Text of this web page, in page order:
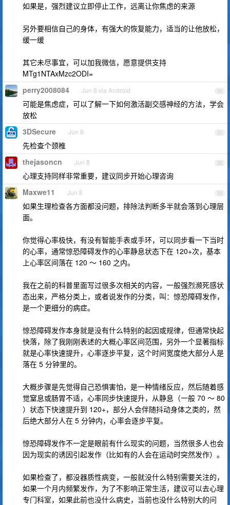
如果是，强烈建议立即停止工作，远离让你焦虑的来源
另外要相信自己的身体，有强大的恢复能力，适当的让他放松，
缓一缓
其它未尽事宜，可以加我微信，愿意提供支持
MTg1NTAxMzc2ODI=
30
perry2008084 Jun 8 via Android
可能是焦虑症，可以了解一下如何激活副交感神经的方法，学会
放松
31
3DSecure Jun 8
先检查个颈椎
32
thejasoncn Jun 8
心理支持同样非常重要，建议同步开始心理咨询
33
Maxwe11 Jun 8
如果生理检查各方面都没问题，排除法判断多半就会落到心理层
面。
你觉得心率极快，有没有智能手表或手环，可以同步看一下当时
的心率，通常惊恐障碍发作的心率静息状态下在 120+次，基本
上心率区间落在 120 ～ 160 之内。
我在之前的科普里面写过很多次相关的内容，一般强烈濒死感状
态出来，严格分类上，或者说发作的分类，叫：惊恐障碍发作，
是一个更细分的病症。
惊恐障碍发作本身就是没有什么特别的起因或规律，但通常快起
快落，除了我刚刚表述的大概心率区间范围，另外一个显著指标
就是心率快速提升，心率逐步平复，这个时间宽度绝大部分人是
落在 5 分钟里的。
大概步骤是先觉得自己恐惧害怕，是一种情绪反应，然后随着感
觉窒息或肠胃不适，心率同步快速提升，从静息（一般 70 ～ 80
）状态下快速提升到 120+，部分人会伴随抖动身体之类的，然
后绝大部分人在 5 分钟内，心率会逐步平复。
惊恐障碍发作不一定是眼前有什么现实的问题，当然很多人也会
因为现实的诱因引起发作（比如有的人会在运动时突然发作）。
如果检查了，都没器质性病变，一般就没什么特别需要关注的，
如果一个月内频繁发作，为了不影响正常生活，建议可以去心理
专门科室，如果此前也没什么病史，当前也没什么特别大的问